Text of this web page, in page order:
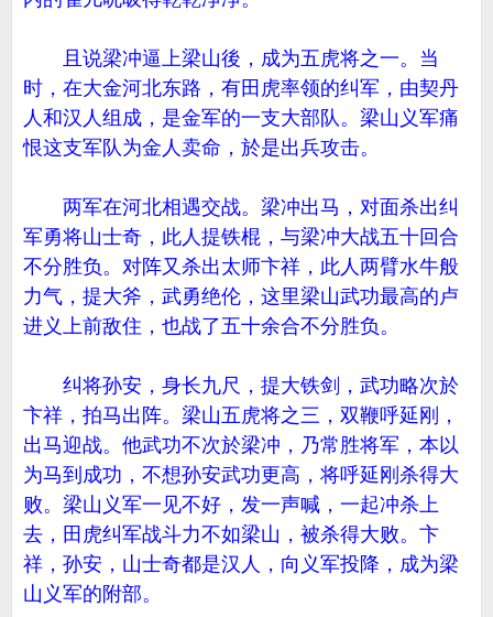
且说梁冲逼上梁山後，成为五虎将之一。当
时，在大金河北东路，有田虎率领的纠军，由契丹
人和汉人组成，是金军的一支大部队。梁山义军痛
恨这支军队为金人卖命，於是出兵攻击。
两军在河北相遇交战。梁冲出马，对面杀出纠
军勇将山士奇，此人提铁棍，与梁冲大战五十回合
不分胜负。对阵又杀出太师卞祥，此人两臂水牛般
力气，提大斧，武勇绝伦，这里梁山武功最高的卢
进义上前敌住，也战了五十余合不分胜负。
纠将孙安，身长九尺，提大铁剑，武功略次於
卞祥，拍马出阵。梁山五虎将之三，双鞭呼延刚，
出马迎战。他武功不次於梁冲，乃常胜将军，本以
为马到成功，不想孙安武功更高，将呼延刚杀得大
败。梁山义军一见不好，发一声喊，一起冲杀上
去，田虎纠军战斗力不如梁山，被杀得大败。卞
祥，孙安，山士奇都是汉人，向义军投降，成为梁
山义军的附部。